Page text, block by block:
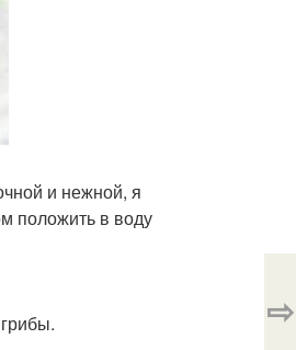
и нежной, я
положить в воду
⇨